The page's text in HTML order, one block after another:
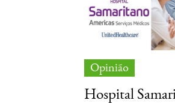
Opinião
Hospital